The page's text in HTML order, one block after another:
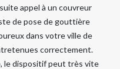
appel à un couvreur
de pose de gouttière
dans votre ville de
correctement.
le dispositif peut très vite